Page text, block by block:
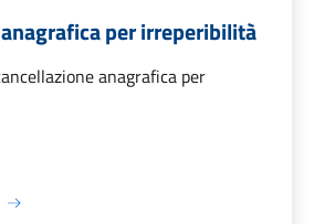
per irreperibilità
anagrafica per